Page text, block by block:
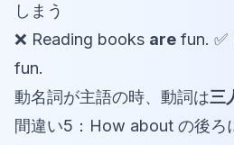
しまう
❌ Reading books are fun. ✅
fun.
動名詞が主語の時、動詞は三
間違い5：How about の後ろ